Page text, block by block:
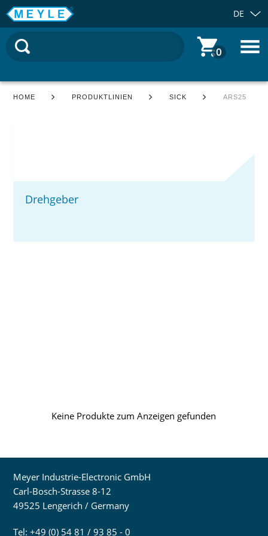
DE
0
HOME PRODUKTLINIEN SICK ARS25
Drehgeber
Keine Produkte zum Anzeigen gefunden
Meyer Industrie-Electronic GmbH
Carl-Bosch-Strasse 8-12
49525 Lengerich / Germany
Tel: +49 (0) 54 81 / 93 85 - 0